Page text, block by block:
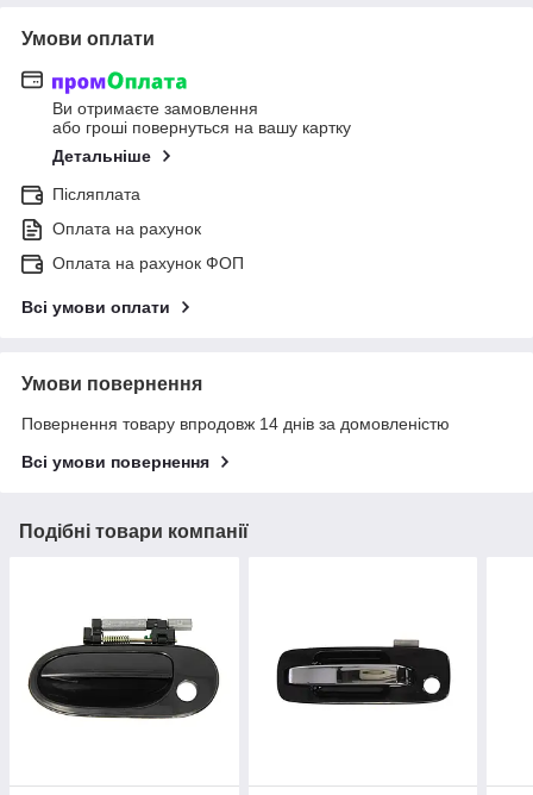
Умови оплати
Ви отримаєте замовлення
або гроші повернуться на вашу картку
Детальніше
Післяплата
Оплата на рахунок
Оплата на рахунок ФОП
Всі умови оплати
Умови повернення
Повернення товару впродовж 14 днів за домовленістю
Всі умови повернення
Подібні товари компанії